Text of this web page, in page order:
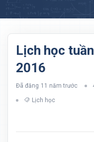
Lịch học
2016
Đã đăng 11 năm trước
Lịch học